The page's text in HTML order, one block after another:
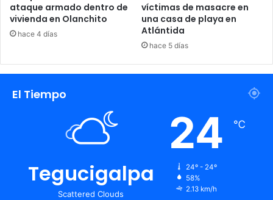
ataque armado dentro de
vivienda en Olanchito
hace 4 días
víctimas de masacre en
una casa de playa en
Atlántida
hace 5 días
El Tiempo
Tegucigalpa
Scattered Clouds
24 ℃
24º - 24º
58%
2.13 km/h